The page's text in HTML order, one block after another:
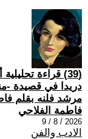
(39) قراءة
دريدا في قصيدة -
مرشد فلنه بقلم
فاطمة الفلاحي
2026 / 8 / 9
الادب والفن